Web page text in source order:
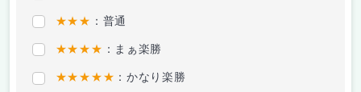
★★★ ：普通
★★★★ ：まぁ楽勝
★★★★★ ：かなり楽勝